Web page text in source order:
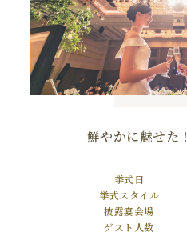
鮮やかに魅せた
挙式日
挙式スタイル
披露宴会場
ゲスト人数